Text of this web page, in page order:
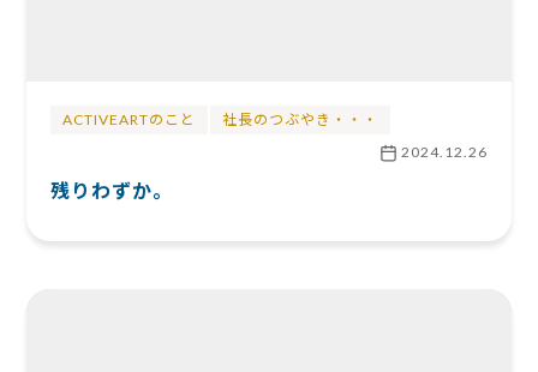
ACTIVEARTのこと
社長のつぶやき・・・
2024.12.26
残りわずか。